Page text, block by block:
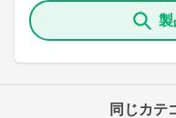
製
同じカテ